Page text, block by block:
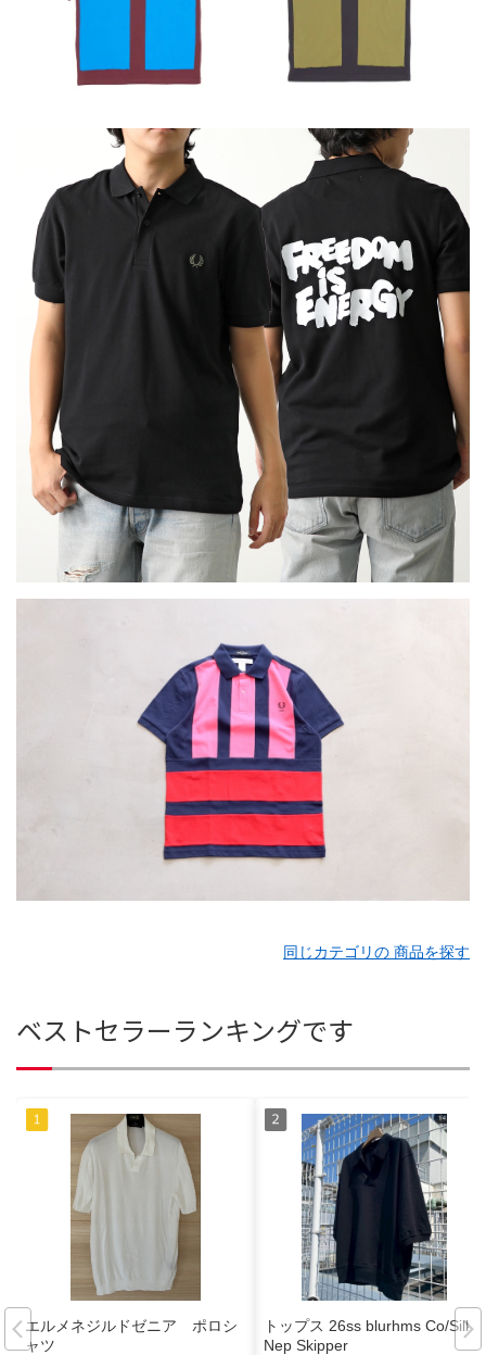
同じカテゴリの 商品を探す
ベストセラーランキングです
エルメネジルドゼニア ポロシ
ャツ
トップス 26ss blurhms Co/Silk
Nep Skipper